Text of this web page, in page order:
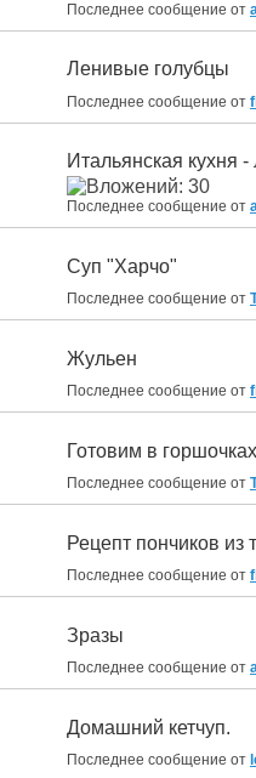
Последнее сообщение от
Ленивые голубцы
Последнее сообщение от
Итальянская кухня
Последнее сообщение от
Суп "Харчо"
Последнее сообщение от
Жульен
Последнее сообщение от
Готовим в горшочках
Последнее сообщение от
Рецепт пончиков из
Последнее сообщение от
Зразы
Последнее сообщение от
Домашний кетчуп.
Последнее сообщение от